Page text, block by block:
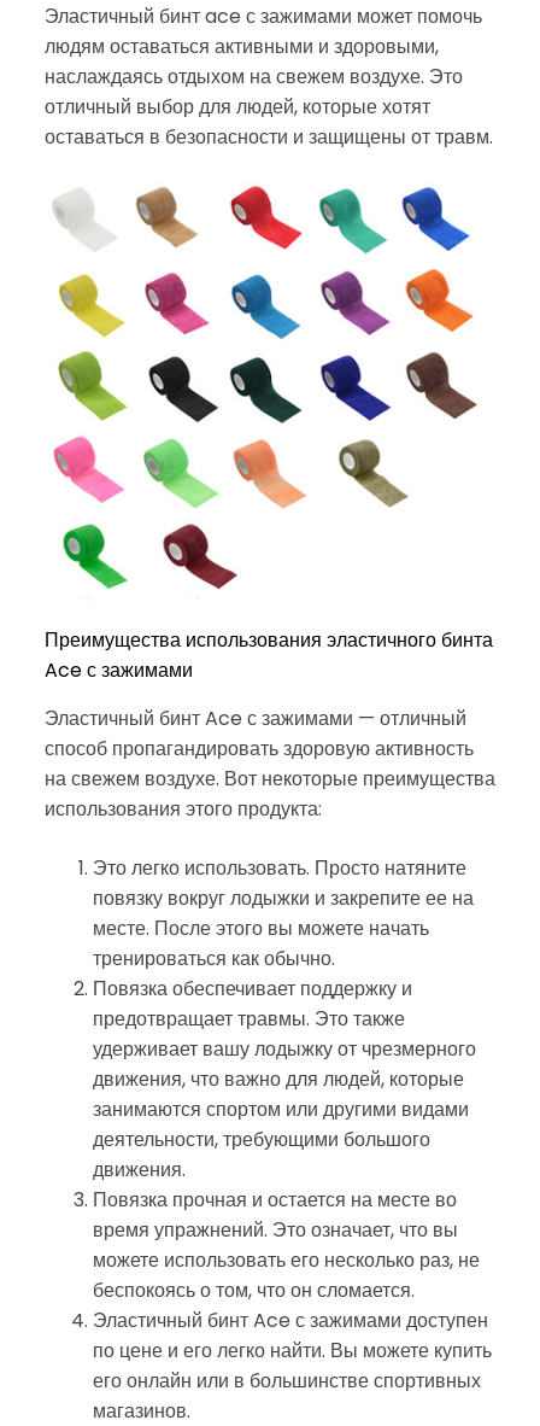
Эластичный бинт ace с зажимами может помочь
людям оставаться активными и здоровыми,
наслаждаясь отдыхом на свежем воздухе. Это
отличный выбор для людей, которые хотят
оставаться в безопасности и защищены от травм.
Преимущества использования эластичного бинта
Ace с зажимами
Эластичный бинт Ace с зажимами — отличный
способ пропагандировать здоровую активность
на свежем воздухе. Вот некоторые преимущества
использования этого продукта:
Это легко использовать. Просто натяните
повязку вокруг лодыжки и закрепите ее на
месте. После этого вы можете начать
тренироваться как обычно.
Повязка обеспечивает поддержку и
предотвращает травмы. Это также
удерживает вашу лодыжку от чрезмерного
движения, что важно для людей, которые
занимаются спортом или другими видами
деятельности, требующими большого
движения.
Повязка прочная и остается на месте во
время упражнений. Это означает, что вы
можете использовать его несколько раз, не
беспокоясь о том, что он сломается.
Эластичный бинт Ace с зажимами доступен
по цене и его легко найти. Вы можете купить
его онлайн или в большинстве спортивных
магазинов.